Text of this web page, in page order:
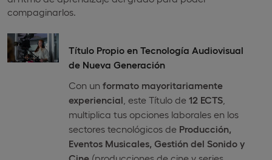
compaginarlos.
Título Propio en Tecnología Audiovisual
de Nueva Generación
Con un formato mayoritariamente
experiencial , este Título de12 ECTS
multiplica tus opciones laborales en los
sectores tecnológicos de Producción,
Eventos Musicales, Gestión del Sonido y
Cine (producciones de cine y series,